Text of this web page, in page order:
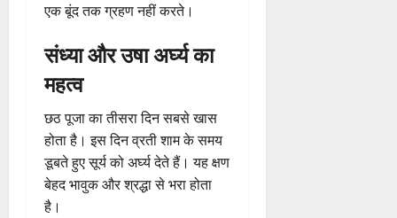
एक बूंद तक ग्रहण नहीं करते।
संध्या और उषा अर्घ्य का
महत्व
छठ पूजा का तीसरा दिन सबसे खास
होता है। इस दिन व्रती शाम के समय
डूबते हुए सूर्य को अर्घ्य देते हैं। यह क्षण
बेहद भावुक और श्रद्धा से भरा होता
है।